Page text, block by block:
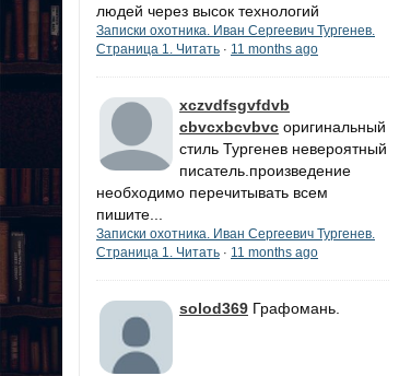
людей через высок технологий
Записки охотника. Иван Сергеевич Тургенев.
Страница 1. Читать · 11 months ago
xczvdfsgvfdvb
cbvcxbcvbvc оригинальный
стиль Тургенев невероятный
писатель.произведение
необходимо перечитывать всем
пишите...
Записки охотника. Иван Сергеевич Тургенев.
Страница 1. Читать · 11 months ago
solod369 Графомань.